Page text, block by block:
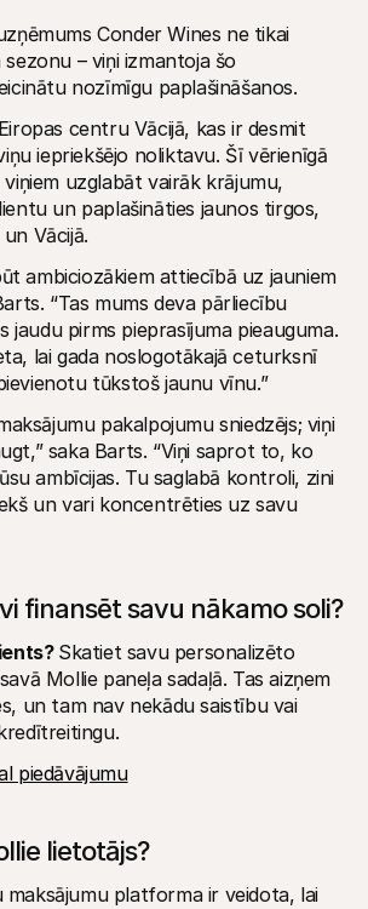
Conder Wines ne tikai
– viņi izmantoja šo
nozīmīgu paplašināšanos.
centru Vācijā, kas ir desmit
iepriekšējo noliktavu. Šī vērienīgā
viņiem uzglabāt vairāk krājumu,
un paplašināties jaunos tirgos,
Vācijā.
ambiciozākiem attiecībā uz jauniem
“Tas mums deva pārliecību
jaudu pirms pieprasījuma pieauguma.
lai gada noslogotākajā ceturksnī
tūkstoš jaunu vīnu.”
pakalpojumu sniedzējs; viņi
saka Barts. “Viņi saprot to, ko
ambīcijas. Tu saglabā kontroli, zini
un vari koncentrēties uz savu
finansēt savu nākamo soli?
Skatiet savu personalizēto
Mollie paneļa sadaļā. Tas aizņem
un tam nav nekādu saistību vai
piedāvājumu
lietotājs?
maksājumu platforma ir veidota, lai